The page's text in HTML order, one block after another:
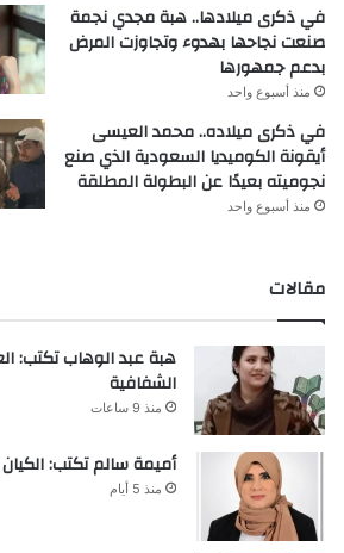
في ذكرى ميلادها.. هبة مجدي نجمة
صنعت نجاحها بهدوء وتجاوزت المرض
بدعم جمهورها
منذ أسبوع واحد
في ذكرى ميلاده.. محمد العيسى
أيقونة الكوميديا السعودية الذي صنع
نجوميته بعيدًا عن البطولة المطلقة
منذ أسبوع واحد
مقالات
هبة عبد الوهاب تكتب:
الشفافية
منذ 9 ساعات
أميمة سالم تكتب:
منذ 5 أيام